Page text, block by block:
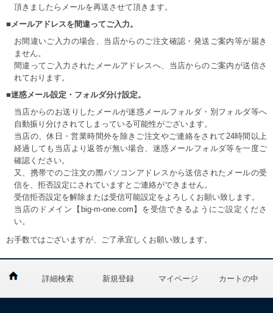
頂きましたらメールを再送させて頂きます。
■メールアドレスを間違ってご入力。
お間違いご入力の場合、当店からのご注文確認・発送ご案内等が届き
ません。
間違ってご入力されたメールアドレスへ、当店からのご案内が送信さ
れております。
■迷惑メール設定・フォルダ分け設定。
当店からのお送りしたメールが迷惑メールフォルダ・別フォルダ等へ
自動振り分けされてしまっている可能性がございます。
当店の、休日・営業時間外を除きご注文やご連絡をされて24時間以上
経過しても当店より返答が無い場合、迷惑メールフォルダ等を一度ご
確認ください。
又、携帯でのご注文の際パソコンアドレスから送信されたメールの受
信を、拒否設定にされていますとご連絡ができません。
受信拒否設定を解除または受信可能設定をよろしくお願い致します。
当店のドメイン【big-m-one.com】を受信できるようにご設定くださ
い。
お手数ではございますが、ご了承宜しくお願い致します。
詳細検索 新規登録 マイページ カートの中